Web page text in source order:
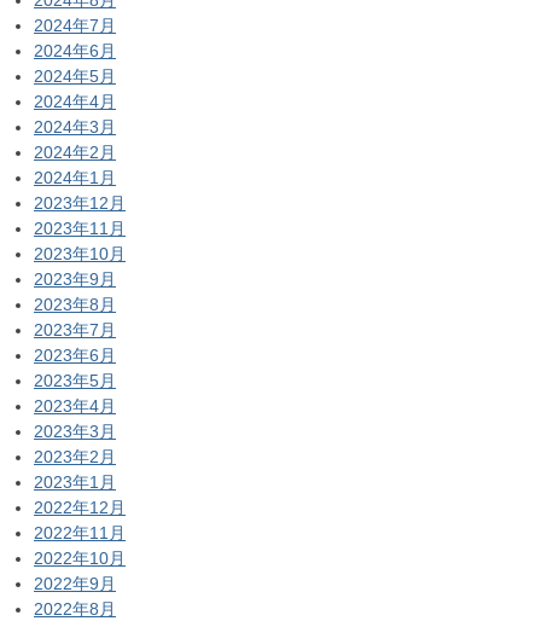
2024年7月
2024年6月
2024年5月
2024年4月
2024年3月
2024年2月
2024年1月
2023年12月
2023年11月
2023年10月
2023年9月
2023年8月
2023年7月
2023年6月
2023年5月
2023年4月
2023年3月
2023年2月
2023年1月
2022年12月
2022年11月
2022年10月
2022年9月
2022年8月